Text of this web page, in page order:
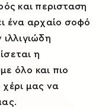
και περισταση
ένα αρχαίο σοφό
η
όλο και πιο
μας να